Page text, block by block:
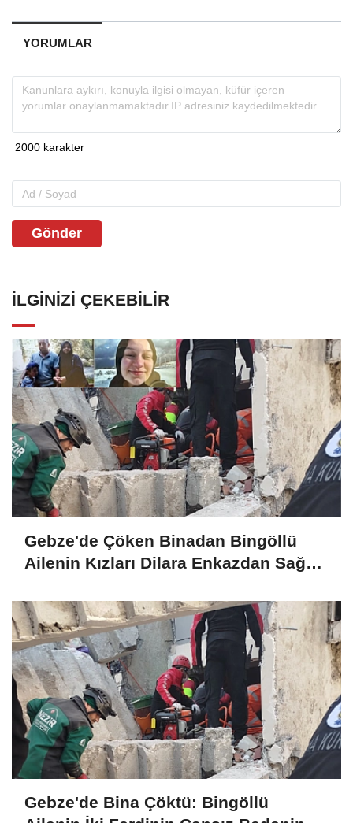
YORUMLAR
Gönder
İLGINIZI ÇEKEBILIR
Gebze'de Çöken Binadan Bingöllü
Ailenin Kızları Dilara Enkazdan Sağ
Gebze'de Bina Çöktü: Bingöllü